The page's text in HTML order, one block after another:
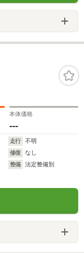
本体価格
---
走行
不明
修復
なし
整備
法定整備別